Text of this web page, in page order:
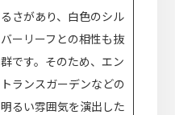
るさがあり、白色のシル
バーリーフとの相性も抜
群です。そのため、エン
トランスガーデンなどの
明るい雰囲気を演出した